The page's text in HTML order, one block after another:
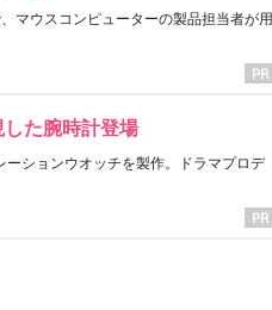
マウスコンピューターの製品担当者が用
た腕時計登場
ションウオッチを製作。ドラマプロデ